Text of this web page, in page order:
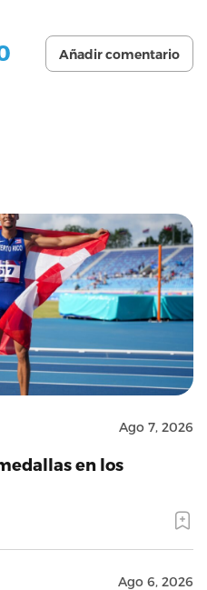
Añadir comentario
Ago 7, 2026
en los
Ago 6, 2026